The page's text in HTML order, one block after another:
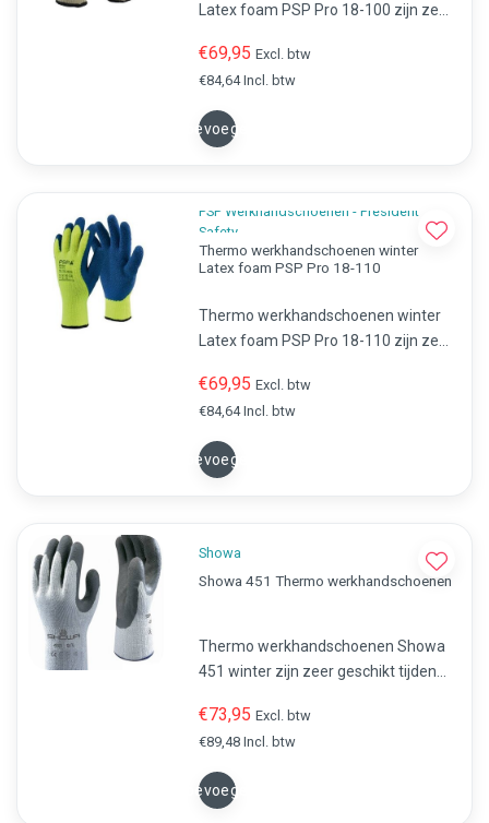
Latex foam PSP Pro 18-100 zijn zeer
werkzaamheden. Uitmuntende
goede grip en uitstekend
draagcomfort.
€69,95 Excl. btw
€84,64 Incl. btw
Toevoegen
PSP Werkhandschoenen - President
Safety
Thermo werkhandschoenen winter
Latex foam PSP Pro 18-110
Thermo werkhandschoenen winter
Latex foam PSP Pro 18-110 zijn zeer
werkzaamheden. Uitmuntende
goede grip en uitstekend
draagcomfort.
€69,95 Excl. btw
€84,64 Incl. btw
Toevoegen
Showa
Showa 451 Thermo werkhandschoenen
Thermo werkhandschoenen Showa
451 winter zijn zeer geschikt tijdens
Uitmuntende goede grip en
uitstekend draagcomfort.
€73,95 Excl. btw
€89,48 Incl. btw
Toevoegen